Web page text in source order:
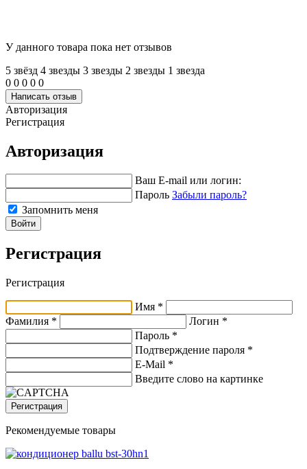
У данного товара пока нет отзывов
5 звёзд 4 звeзды 3 звeзды 2 звeзды 1 звeзда
0 0 0 0 0
Написать отзыв
Авторизация
Регистрация
Авторизация
Ваш E-mail или логин:
Пароль Забыли пароль?
Запомнить меня
Войти
Регистрация
Регистрация
Имя *
Фамилия *
Логин *
Пароль *
Подтверждение пароля *
E-Mail *
Введите слово на картинке
Регистрация
Рекомендуемые товары